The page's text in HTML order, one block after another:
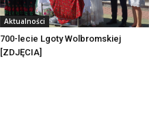
Aktualności
700-lecie Lgoty Wolbromskiej
[ZDJĘCIA]